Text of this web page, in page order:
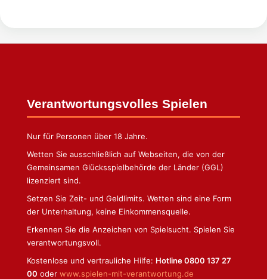
Verantwortungsvolles Spielen
Nur für Personen über 18 Jahre.
Wetten Sie ausschließlich auf Webseiten, die von der
Gemeinsamen Glücksspielbehörde der Länder (GGL)
lizenziert sind.
Setzen Sie Zeit- und Geldlimits. Wetten sind eine Form
der Unterhaltung, keine Einkommensquelle.
Erkennen Sie die Anzeichen von Spielsucht. Spielen Sie
verantwortungsvoll.
Kostenlose und vertrauliche Hilfe: Hotline 0800 137 27
00 oder www.spielen-mit-verantwortung.de